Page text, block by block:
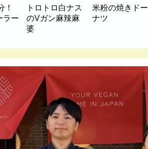
！
ラー
トロトロ白ナス
のVガン麻辣麻
婆
米粉の焼きドー
ナツ